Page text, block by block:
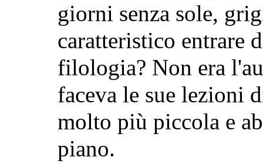
giorni senza sole,
caratteristico entrare
filologia? Non era
faceva le sue lezioni
molto più piccola e
piano.